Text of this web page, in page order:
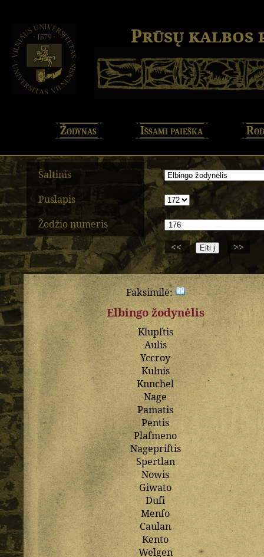
Prūsų kalbos
Žodynas Išsami paieška
Šaltinis
Puslapis
Žodžio numeris
<<
>>
Faksimilė:
Elbingo žodynėlis
Klupſtis
Aulis
Yccroy
Kulnis
Knnchel
Nage
Pamatis
Pentis
Plaſmeno
Nagepriſtis
Spertlan
Nowis
Giwato
Duſi
Menſo
Caulan
Kento
Welgen